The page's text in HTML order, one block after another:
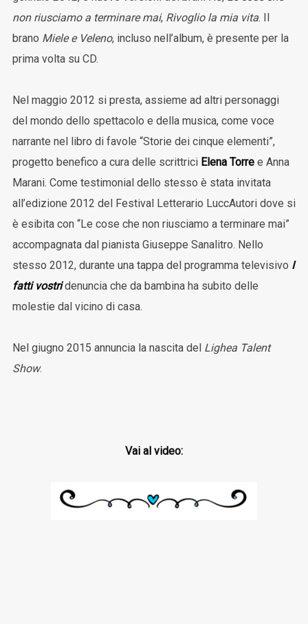
non riusciamo a terminare mai, Rivoglio la mia vita. Il
brano Miele e Veleno, incluso nell’album, è presente per la
prima volta su CD.
Nel maggio 2012 si presta, assieme ad altri personaggi
del mondo dello spettacolo e della musica, come voce
narrante nel libro di favole “Storie dei cinque elementi”,
progetto benefico a cura delle scrittrici Elena Torree Anna
Marani. Come testimonial dello stesso è stata invitata
all’edizione 2012 del Festival Letterario LuccAutori dove si
è esibita con “Le cose che non riusciamo a terminare mai”
accompagnata dal pianista Giuseppe Sanalitro. Nello
stesso 2012, durante una tappa del programma televisivo I
fatti vostridenuncia che da bambina ha subito delle
molestie dal vicino di casa.
Nel giugno 2015 annuncia la nascita del Lighea Talent
Show.
Vai al video: